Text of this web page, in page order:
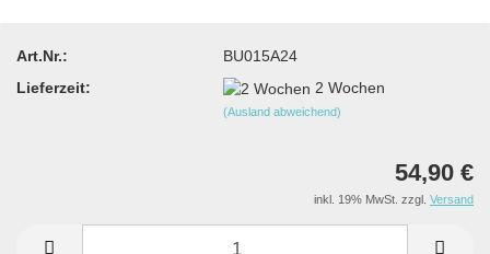
Art.Nr.:
BU015A24
Lieferzeit:
2 Wochen
(Ausland abweichend)
54,90 €
inkl. 19% MwSt. zzgl. Versand